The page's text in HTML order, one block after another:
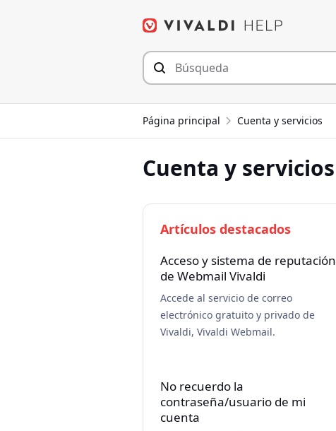
Página principal Cuenta y servicios
Cuenta y servicios
Artículos destacados
Acceso y sistema de reputación
de Webmail Vivaldi
Accede al servicio de correo
electrónico gratuito y privado de
Vivaldi, Vivaldi Webmail.
No recuerdo la
contraseña/usuario de mi
cuenta